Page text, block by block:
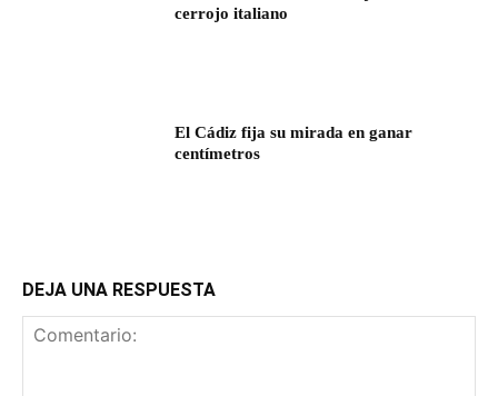
cerrojo italiano
El Cádiz fija su mirada en ganar
centímetros
DEJA UNA RESPUESTA